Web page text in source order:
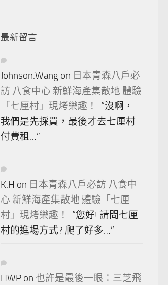
最新留言
Johnson.Wang on 日本青森八戶必
訪 八食中心 新鮮海產集散地 體驗
「七厘村」現烤樂趣！ : “沒啊，
我們是先採買，最後才去七厘村
付費租…”
K.H on 日本青森八戶必訪 八食中
心 新鮮海產集散地 體驗「七厘
村」現烤樂趣！ : “您好! 請問七厘
村的進場方式? 爬了好多…”
HWP on 也許是最後一眼：三芝飛